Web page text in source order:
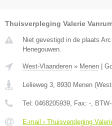
Thuisverpleging Valerie
Niet gevestigd in de plaats
Henegouwen.
West-Vlaanderen » Menen
Lelieweg 3 8930 Menen (
Tel: 0468205939 , Fax: - ,
E-mail › Thuisverpleging